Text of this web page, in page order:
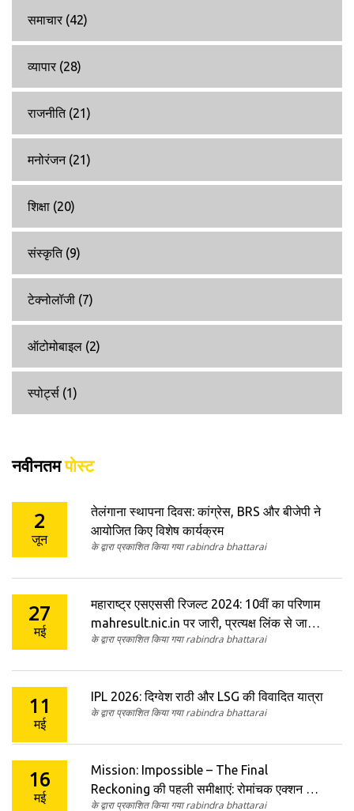
समाचार (42)
व्यापार (28)
राजनीति (21)
मनोरंजन (21)
शिक्षा (20)
संस्कृति (9)
टेक्नोलॉजी (7)
ऑटोमोबाइल (2)
स्पोर्ट्स (1)
नवीनतमपोस्ट
2
जून
तेलंगाना स्थापना दिवस: कांग्रेस, BRS और बीजेपी ने
आयोजित किए विशेष कार्यक्रम
के द्वारा प्रकाशित किया गया rabindra bhattarai
27
मई
महाराष्ट्र एसएससी रिजल्ट 2024: 10वीं का परिणाम
mahresult.nic.in पर जारी, प्रत्यक्ष लिंक से जानें
नतीजे
के द्वारा प्रकाशित किया गया rabindra bhattarai
11
मई
IPL 2026: दिग्वेश राठी और LSG की विवादित यात्रा
के द्वारा प्रकाशित किया गया rabindra bhattarai
16
मई
Mission: Impossible – The Final
Reckoning की पहली समीक्षाएं: रोमांचक एक्शन के
बीच बंटी राय, टॉम क्रूज़ की दमदार वापसी
के द्वारा प्रकाशित किया गया rabindra bhattarai